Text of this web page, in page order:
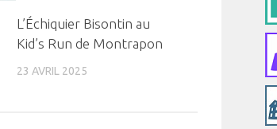
L’Échiquier Bisontin au
Kid’s Run de Montrapon
23 AVRIL 2025